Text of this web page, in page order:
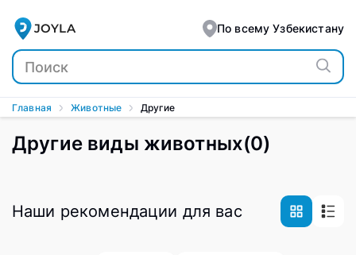
JOYLA По всему Узбекистану
Главная Животные Другие
Другие виды животных(0)
Наши рекомендации для вас